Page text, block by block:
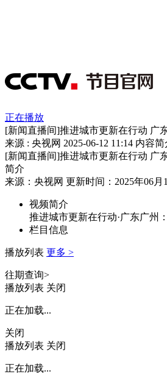
正在播放
[新闻直播间]推进城市更新在行动 广
来源 : 央视网 2025-06-12 11:14 内容简
[新闻直播间]推进城市更新在行动 广
简介
来源：央视网 更新时间：2025年06月
视频简介
推进城市更新在行动·广东广州
栏目信息
播放列表 更多 >
往期查询>
播放列表 关闭
正在加载...
关闭
播放列表 关闭
正在加载...